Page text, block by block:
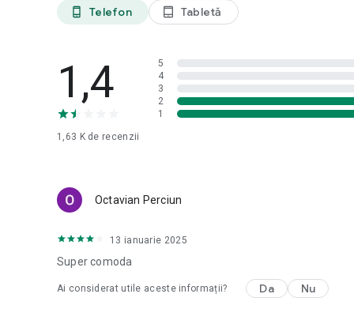
phone_android Telefon tablet_android Tabletă
1,4
1,63 Kde recenzii
5
4
3
2
1
Octavian Perciun
13 ianuarie 2025
Super comoda
Ai considerat utile aceste informații? Da Nu